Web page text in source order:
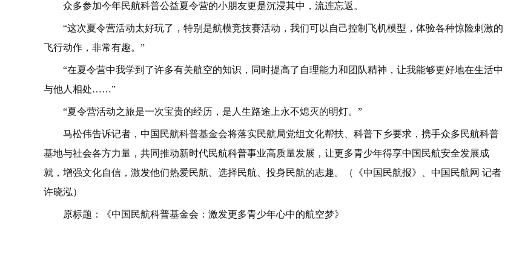
众多参加今年民航科普公益夏令营的小朋友更是沉浸其中，流连忘返。
“这次夏令营活动太好玩了，特别是航模竞技赛活动，我们可以自己控制飞机模型，体验各种惊险刺激的
飞行动作，非常有趣。”
“在夏令营中我学到了许多有关航空的知识，同时提高了自理能力和团队精神，让我能够更好地在生活中
与他人相处……”
“夏令营活动之旅是一次宝贵的经历，是人生路途上永不熄灭的明灯。”
马松伟告诉记者，中国民航科普基金会将落实民航局党组文化帮扶、科普下乡要求，携手众多民航科普
基地与社会各方力量，共同推动新时代民航科普事业高质量发展，让更多青少年得享中国民航安全发展成
就，增强文化自信，激发他们热爱民航、选择民航、投身民航的志趣。（《中国民航报》、中国民航网 记者
许晓泓）
原标题：《中国民航科普基金会：激发更多青少年心中的航空梦》